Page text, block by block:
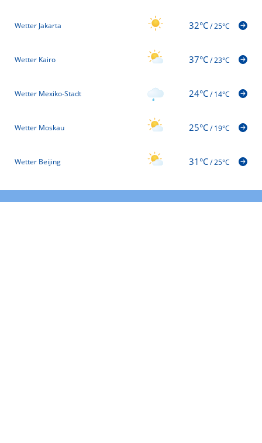
Wetter Jakarta 32°C/25°C
Wetter Kairo 37°C/23°C
Wetter Mexiko-Stadt 24°C/14°C
Wetter Moskau 25°C/19°C
Wetter Beijing 31°C/25°C